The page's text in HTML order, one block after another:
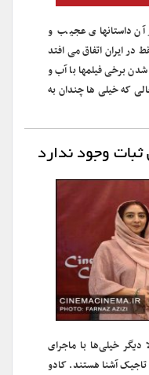
داستانهای عجیب و
ایران اتفاق می افتد
شدن برخی فیلمها با آب و
که خیلی ها چندان به
ثبات وجود ندارد
خیلی‌ها با ماجرای
آشنا هستند. کادو